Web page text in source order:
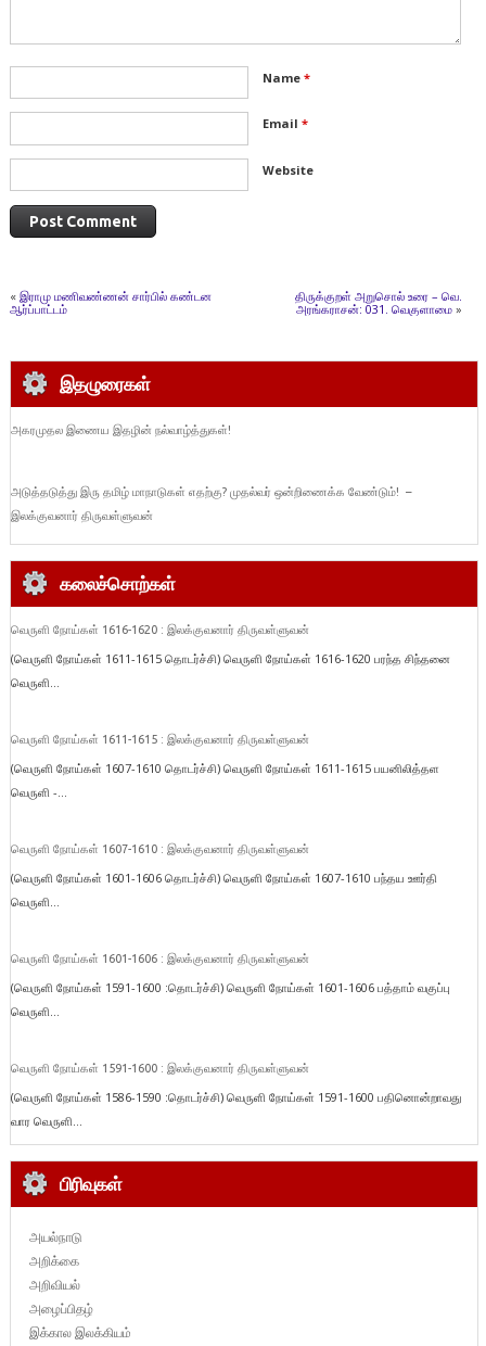
Name *
Email *
Website
« இராமு மணிவண்ணன் சார்பில் கண்டன
ஆர்ப்பாட்டம்
திருக்குறள் அறுசொல் உரை – வெ.
அரங்கராசன்: 031. வெகுளாமை »
இதழுரைகள்
அகரமுதல இணைய இதழின் நல்வாழ்த்துகள்!
அடுத்தடுத்து இரு தமிழ் மாநாடுகள் எதற்கு? முதல்வர் ஒன்றிணைக்க வேண்டும்! –
இலக்குவனார் திருவள்ளுவன்
கலைச்சொற்கள்
வெருளி நோய்கள் 1616-1620 : இலக்குவனார் திருவள்ளுவன்
(வெருளி நோய்கள் 1611-1615 தொடர்ச்சி) வெருளி நோய்கள் 1616-1620 பரந்த சிந்தனை
வெருளி...
வெருளி நோய்கள் 1611-1615 : இலக்குவனார் திருவள்ளுவன்
(வெருளி நோய்கள் 1607-1610 தொடர்ச்சி) வெருளி நோய்கள் 1611-1615 பயனிலித்தள
வெருளி -...
வெருளி நோய்கள் 1607-1610 : இலக்குவனார் திருவள்ளுவன்
(வெருளி நோய்கள் 1601-1606 தொடர்ச்சி) வெருளி நோய்கள் 1607-1610 பந்தய ஊர்தி
வெருளி...
வெருளி நோய்கள் 1601-1606 : இலக்குவனார் திருவள்ளுவன்
(வெருளி நோய்கள் 1591-1600 :தொடர்ச்சி) வெருளி நோய்கள் 1601-1606 பத்தாம் வகுப்பு
வெருளி...
வெருளி நோய்கள் 1591-1600 : இலக்குவனார் திருவள்ளுவன்
(வெருளி நோய்கள் 1586-1590 :தொடர்ச்சி) வெருளி நோய்கள் 1591-1600 பதினொன்றாவது
வார வெருளி...
பிரிவுகள்
அயல்நாடு
அறிக்கை
அறிவியல்
அழைப்பிதழ்
இக்கால இலக்கியம்